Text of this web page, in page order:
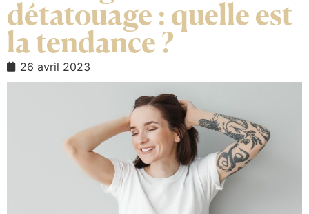
détatouage : quelle est
la tendance ?
26 avril 2023